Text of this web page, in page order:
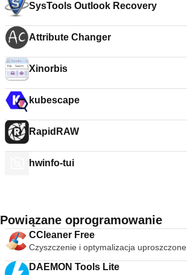
SysTools Outlook Recovery
Attribute Changer
Xinorbis
kubescape
RapidRAW
hwinfo-tui
Powiązane oprogramowanie
CCleaner Free
Czyszczenie i optymalizacja uproszczone
DAEMON Tools Lite